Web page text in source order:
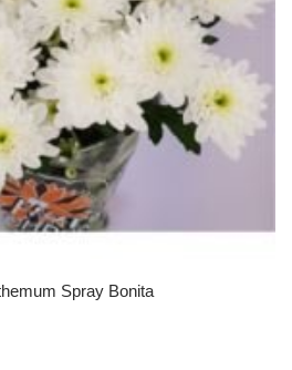
Spray Bonita